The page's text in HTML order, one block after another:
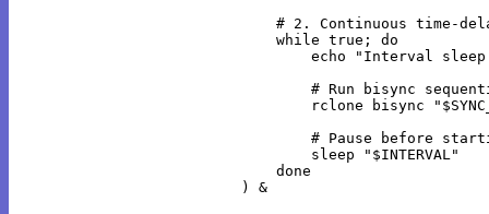
# 2. Continuous time-
    while true; do
echo "Interval
# Run bisync
rclone bisync
# Pause before
        sleep "$INTERVAL"
    done